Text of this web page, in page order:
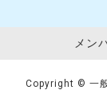
メン
Copyright © 一